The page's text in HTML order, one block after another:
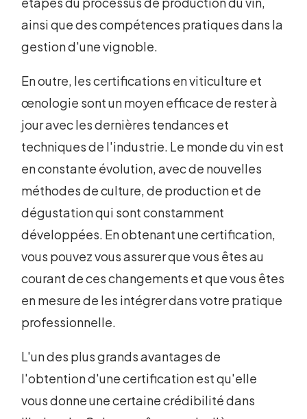
ainsi que des compétences pratiques dans la
gestion d'une vignoble.
En outre, les certifications en viticulture et
œnologie sont un moyen efficace de rester à
jour avec les dernières tendances et
techniques de l'industrie. Le monde du vin est
en constante évolution, avec de nouvelles
méthodes de culture, de production et de
dégustation qui sont constamment
développées. En obtenant une certification,
vous pouvez vous assurer que vous êtes au
courant de ces changements et que vous êtes
en mesure de les intégrer dans votre pratique
professionnelle.
L'un des plus grands avantages de
l'obtention d'une certification est qu'elle
vous donne une certaine crédibilité dans